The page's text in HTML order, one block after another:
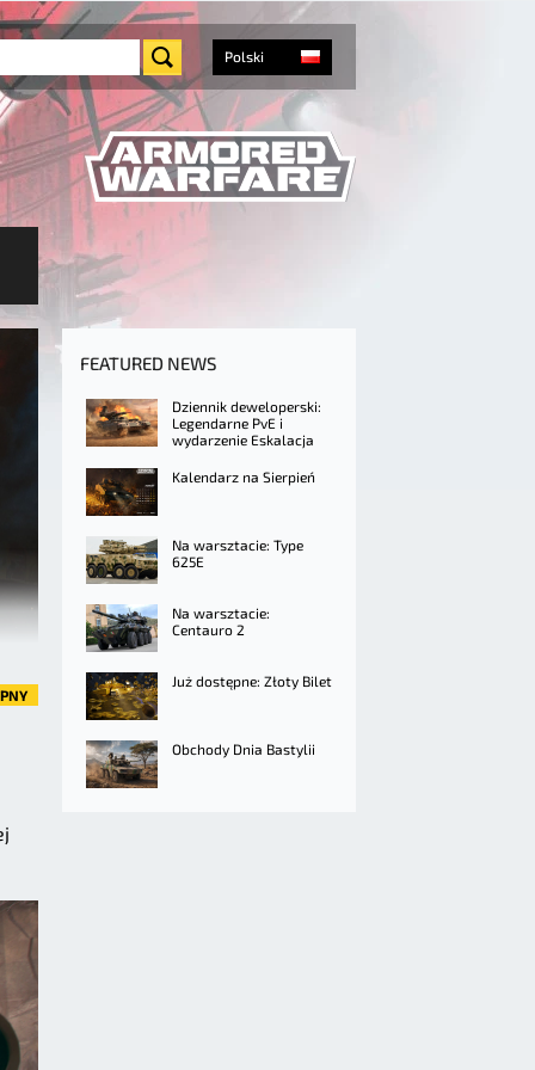
Polski
FEATURED NEWS
Dziennik deweloperski:
Legendarne PvE i
wydarzenie Eskalacja
Kalendarz na Sierpień
Na warsztacie: Type
625E
Na warsztacie:
Centauro 2
Już dostępne: Złoty Bilet
Obchody Dnia Bastylii